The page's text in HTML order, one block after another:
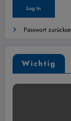
Passwort
Wichtig